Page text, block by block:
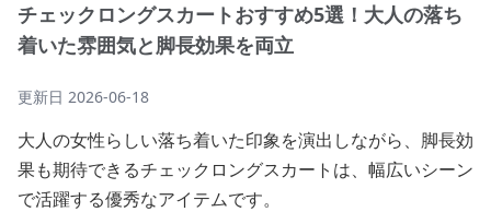
チェックロングスカートおすすめ5選！大人の落ち
着いた雰囲気と脚長効果を両立
更新日 2026-06-18
大人の女性らしい落ち着いた印象を演出しながら、脚長効
果も期待できるチェックロングスカートは、幅広いシーン
で活躍する優秀なアイテムです。